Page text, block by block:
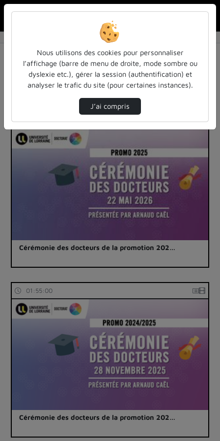
2 vidéos trouvées
Audio Vidéo Statistiques de vues
Direction de tri
02:14:55
Cérémonie des docteurs de la promotion 202…
01:55:00
Cérémonie des docteurs de la promotion 202…
Nous utilisons des cookies pour personnaliser
l’affichage (barre de menu de droite, mode sombre ou
dyslexie etc.), gérer la session (authentification) et
analyser le trafic du site (pour certaines instances).
J’ai compris